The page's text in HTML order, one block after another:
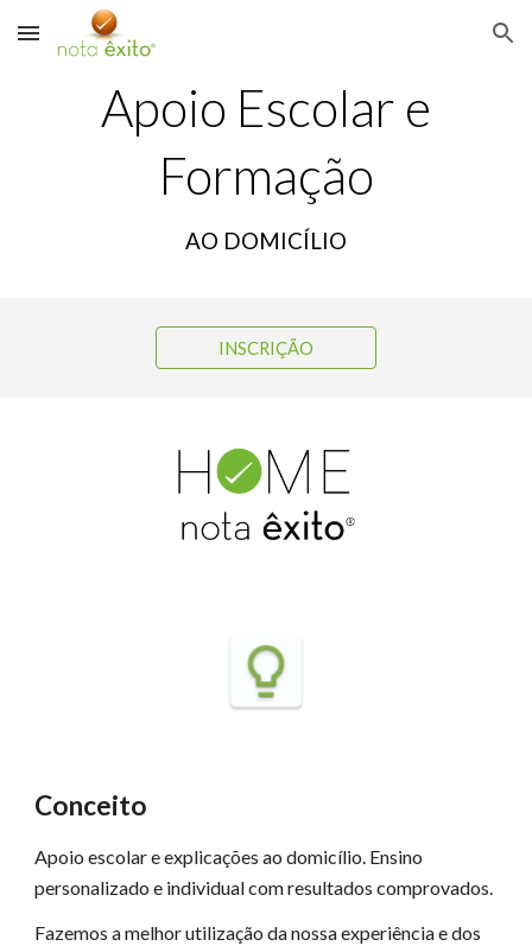
Skip to main content Skip to navigation
Apoio Escolar e
Formação
AO DOMICÍLIO
INSCRIÇÃO
Conceito
Apoio escolar e explicações ao domicílio. Ensino
personalizado e individual com resultados comprovados.
Fazemos a melhor utilização da nossa experiência e dos